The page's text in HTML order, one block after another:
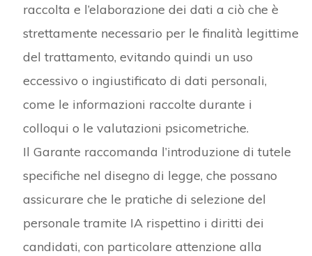
raccolta e l’elaborazione dei dati a ciò che è
strettamente necessario per le finalità legittime
del trattamento, evitando quindi un uso
eccessivo o ingiustificato di dati personali,
come le informazioni raccolte durante i
colloqui o le valutazioni psicometriche.
Il Garante raccomanda l’introduzione di tutele
specifiche nel disegno di legge, che possano
assicurare che le pratiche di selezione del
personale tramite IA rispettino i diritti dei
candidati, con particolare attenzione alla